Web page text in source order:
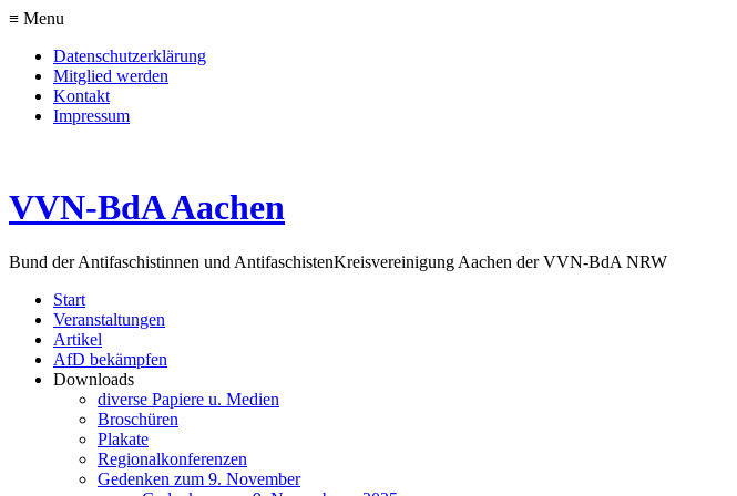
≡ Menu
Datenschutzerklärung
Mitglied werden
Kontakt
Impressum
VVN-BdA Aachen
Bund der Antifaschistinnen und AntifaschistenKreisvereinigung Aachen der VVN-BdA NRW
Start
Veranstaltungen
Artikel
AfD bekämpfen
Downloads
diverse Papiere u. Medien
Broschüren
Plakate
Regionalkonferenzen
Gedenken zum 9. November